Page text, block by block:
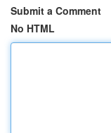
Submit a Comment
No HTML